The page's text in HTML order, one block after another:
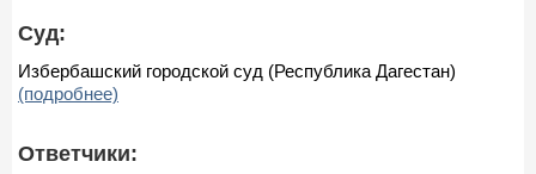
Суд:
Избербашский городской суд (Республика Дагестан)
(подробнее)
Ответчики: